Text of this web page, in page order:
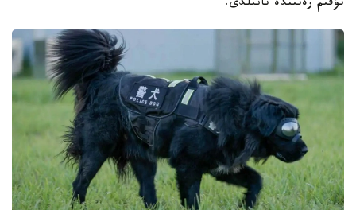
تۇقىم رەتىندە تانىلدى.